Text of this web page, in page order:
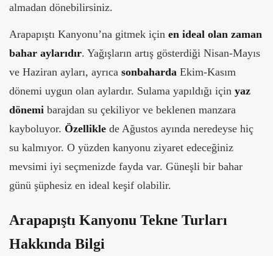
almadan dönebilirsiniz.
Arapapıştı Kanyonu’na gitmek için en ideal olan zaman
bahar aylarıdır. Yağışların artış gösterdiği Nisan-Mayıs
ve Haziran ayları, ayrıca sonbaharda Ekim-Kasım
dönemi uygun olan aylardır. Sulama yapıldığı için yaz
dönemi barajdan su çekiliyor ve beklenen manzara
kayboluyor. Özellikle de Ağustos ayında neredeyse hiç
su kalmıyor. O yüzden kanyonu ziyaret edeceğiniz
mevsimi iyi seçmenizde fayda var. Güneşli bir bahar
günü şüphesiz en ideal keşif olabilir.
Arapapıştı Kanyonu Tekne Turları
Hakkında Bilgi